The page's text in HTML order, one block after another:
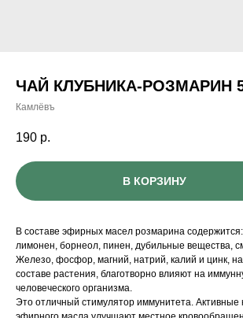
ЧАЙ КЛУБНИКА-РОЗМАРИН
Камлёвъ
190 р.
В КОРЗИНУ
В составе эфирных масел розмарина
лимонен, борнеол, пинен, дубильные вещества,
Железо, фосфор, магний, натрий, калий и цинк,
составе растения, благотворно влияют на
человеческого организма.
Это отличный стимулятор иммунитета. Активные